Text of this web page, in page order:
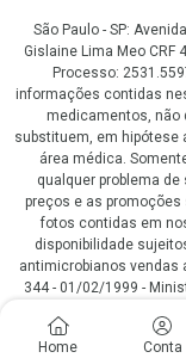
Home Conta
São Paulo - SP:
Gislaine Lima Meo
Processo:
informações contidas
medicamentos, não
substituem, em hipótese
área médica.
qualquer problema
preços e as promoções
fotos contidas em
disponibilidade
antimicrobianos vendas
344 - 01/02/1999 -
de Vendas e